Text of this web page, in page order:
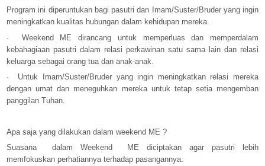
Program ini diperuntukan bagi pasutri dan Imam/Suster/Bruder yang ingin
meningkatkan kualitas hubungan dalam kehidupan mereka.
· Weekend ME dirancang untuk memperluas dan memperdalam
kebahagiaan pasutri dalam relasi perkawinan satu sama lain dan relasi
keluarga sebagai orang tua dan anak-anak.
· Untuk Imam/Suster/Bruder yang ingin meningkatkan relasi mereka
dengan umat dan meneguhkan mereka untuk tetap setia mengemban
panggilan Tuhan.
Apa saja yang dilakukan dalam weekend ME ?
Suasana dalam Weekend ME diciptakan agar pasutri lebih
memfokuskan perhatiannya terhadap pasangannya.